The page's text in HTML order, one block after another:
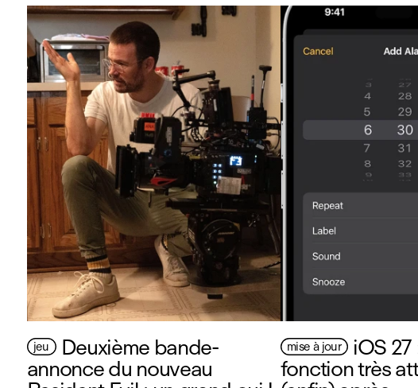
jeu Deuxième bande-
annonce du nouveau
mise à jour iOS
fonction très